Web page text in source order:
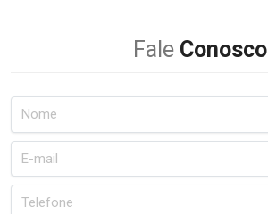
Fale Conosco